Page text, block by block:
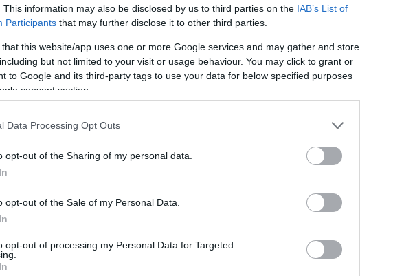
This information may also be disclosed by us to third parties on the IAB’s List of
Participants that may further disclose it to other third parties.
that this website/app uses one or more Google services and may gather and store
but not limited to your visit or usage behaviour. You may click to grant or
to Google and its third-party tags to use your data for below specified purposes
consent section.
Data Processing Opt Outs
opt-out of the Sharing of my personal data.
opt-out of the Sale of my Personal Data.
opt-out of processing my Personal Data for Targeted
videó az
OliverFromEarth-
Brass Band -
EGY DÜHÖS
UNIVERZÁLIS
ÚJ BOB DYLAN-
ZENE LÉLEKNEK
AUTENTIKUS
SZOMORKODÁS -
KATATONIA ÚJ
CROCODILE
HALLGASD MEG
MA MEGJELENT
DALRA!
A
ELLOPOTT
DALRA A
SAMIZDAT CÍMŰ